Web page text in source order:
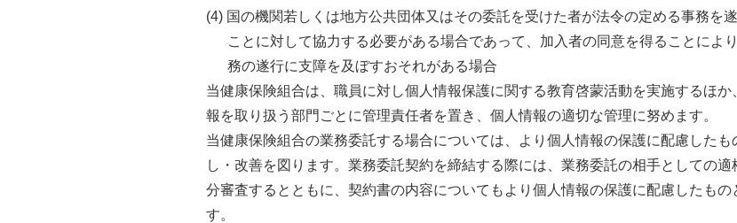
(4) 国の機関若しくは地方公共団体又はその委託を受けた者が法令の定める事務を
ことに対して協力する必要がある場合であって、加入者の同意を得ることによ
務の遂行に支障を及ぼすおそれがある場合
当健康保険組合は、職員に対し個人情報保護に関する教育啓蒙活動を実施するほか
報を取り扱う部門ごとに管理責任者を置き、個人情報の適切な管理に努めます。
当健康保険組合の業務委託する場合については、より個人情報の保護に配慮したも
し・改善を図ります。業務委託契約を締結する際には、業務委託の相手としての適
分審査するとともに、契約書の内容についてもより個人情報の保護に配慮したもの
す。